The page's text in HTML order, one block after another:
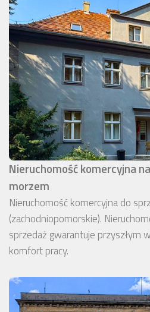
Nieruchomość komercyjna
morzem
Nieruchomość komercyjna do
(zachodniopomorskie).
sprzedaż gwarantuje przyszłym
komfort pracy.